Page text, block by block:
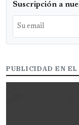
Suscripción a
PUBLICIDAD EN